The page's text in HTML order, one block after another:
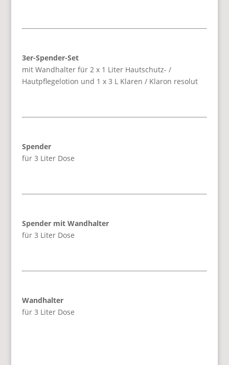
3er-Spender-Set
mit Wandhalter für 2 x 1 Liter Hautschutz- /
Hautpflegelotion und 1 x 3 L Klaren / Klaron resolut
Spender
für 3 Liter Dose
Spender mit Wandhalter
für 3 Liter Dose
Wandhalter
für 3 Liter Dose